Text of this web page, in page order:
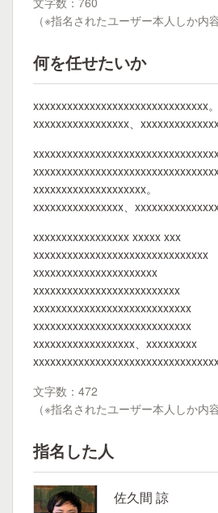
（※指名されたユーザー本人しか内
何を任せたいか
xxxxxxxxxxxxxxxxxxxxxxxxxxxxxxx。
xxxxxxxxxxxxxxxxx、
xxxxxxxxxxxxxxxxxxxx。
xxxxxxxxxxxxxxxx、
xxxxxxxxxxxxxxxxx xxxxx xxx
xxxxxxxxxxxxxxxxxxxxxxxxxxxxxxx
xxxxxxxxxxxxxxxxxxxxxx
xxxxxxxxxxxxxxxxxxxxxxxxxx
xxxxxxxxxxxxxxxxxxxxxxxxxxxx
xxxxxxxxxxxxxxxxxxxxxxxxxxxx
xxxxxxxxxxxxxxxxxx、xxxxxxxxx
文字数：472
（※指名されたユーザー本人しか内
指名した人
佐久間 諒